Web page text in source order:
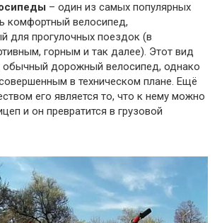
– один из самых популярных
комфортный велосипед,
для прогулочных поездок (в
горным и так далее). Этот вид
обычный дорожный велосипед, однако
в техническом плане. Ещё
его является то, что к нему можно
и он превратится в грузовой